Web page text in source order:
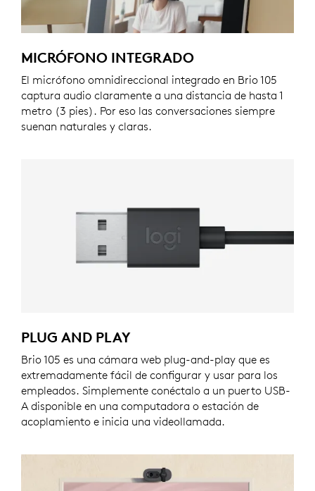
MICRÓFONO INTEGRADO
El micrófono omnidireccional integrado en Brio 105
captura audio claramente a una distancia de hasta 1
metro (3 pies). Por eso las conversaciones siempre
suenan naturales y claras.
PLUG AND PLAY
Brio 105 es una cámara web plug-and-play que es
extremadamente fácil de configurar y usar para los
empleados. Simplemente conéctalo a un puerto USB-
A disponible en una computadora o estación de
acoplamiento e inicia una videollamada.